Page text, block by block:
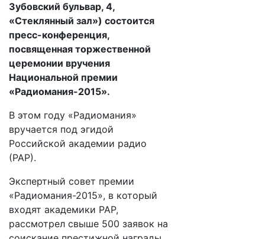
Зубовский бульвар, 4,
«Стеклянный зал») состоится
пресс-конференция,
посвященная торжественной
церемонии вручения
Национальной премии
«Радиомания-2015».
В этом году «Радиомания»
вручается под эгидой
Российской академии радио
(РАР).
Экспертный совет премии
«Радиомания-2015», в который
входят академики РАР,
рассмотрел свыше 500 заявок на